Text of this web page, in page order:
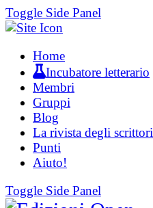
Toggle Side Panel
Home
Incubatore letterario
Membri
Gruppi
Blog
La rivista degli scrittori
Punti
Aiuto!
Toggle Side Panel